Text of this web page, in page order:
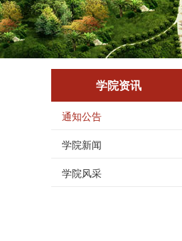
学院资讯
通知公告
学院新闻
学院风采